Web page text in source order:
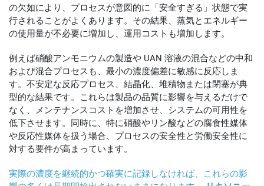
の欠如により、プロセスが意図的に「安全すぎる」状態で実
行されることがよくあります。その結果、蒸気とエネルギー
の使用量が不必要に増加し、運用コストも増加します。
例えば硝酸アンモニウムの製造や UAN 溶液の混合などの中和
および混合プロセスも、最小の濃度偏差に敏感に反応しま
す。不安定な反応プロセス、結晶化、堆積物または閉塞が典
型的な結果です。これらは製品の品​​質に影響を与えるだけで
なく、メンテナンスコストを増加させ、システムの可用性を
低下させます。同時に、特に硝酸やリン酸などの腐食性媒体
や反応性媒体を扱う場合、プロセスの安全性と労働安全性に
対する要件が高まっています。
実際の濃度を継続的かつ確実に記録しなければ、これらの影